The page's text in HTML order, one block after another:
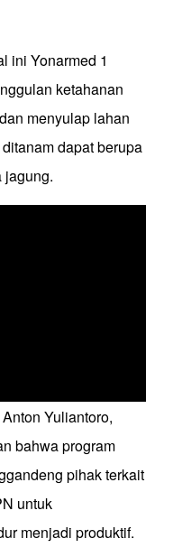
ini Yonarmed 1
ketahanan
menyulap lahan
dapat berupa
jagung.
Yuliantoro,
bahwa program
pihak terkait
untuk
menjadi produktif.